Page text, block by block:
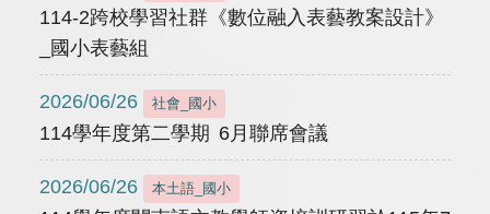
114-2跨校學習社群《數位融入表藝教案設計》
_國小表藝組
2026/06/26 社會_國小
114學年度第二學期 6月聯席會議
2026/06/26 本土語_國小